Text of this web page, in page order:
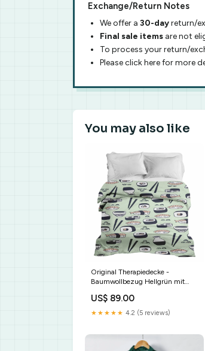
Exchange/Return Notes
We offer a 30-dayreturn/
Final sale items are not
To process your return/
Please click here for more
You may also like
Original Therapiedecke -
Baumwollbezug Hellgrün mit
US$ 89.00
★★★★★ 4.2 (5 reviews)